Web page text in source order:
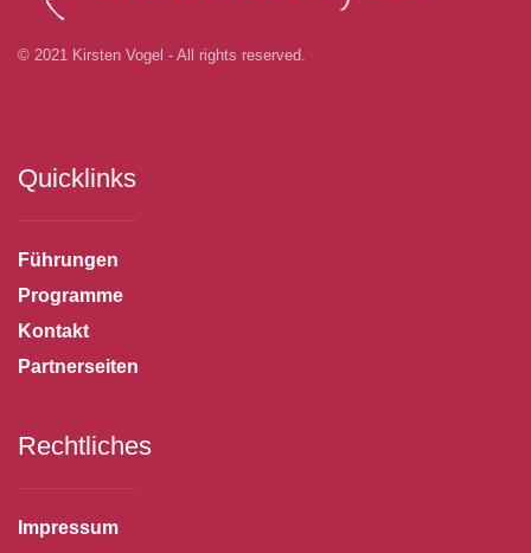
© 2021 Kirsten Vogel - All rights reserved.
Quicklinks
Führungen
Programme
Kontakt
Partnerseiten
Rechtliches
Impressum